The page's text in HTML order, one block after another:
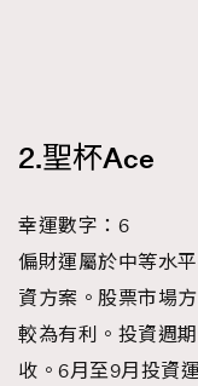
EmpowerF
2.聖杯Ace
幸運數字：6
偏財運屬於中等水
資方案。股票市場
較為有利。投資週
收。6月至9月投資